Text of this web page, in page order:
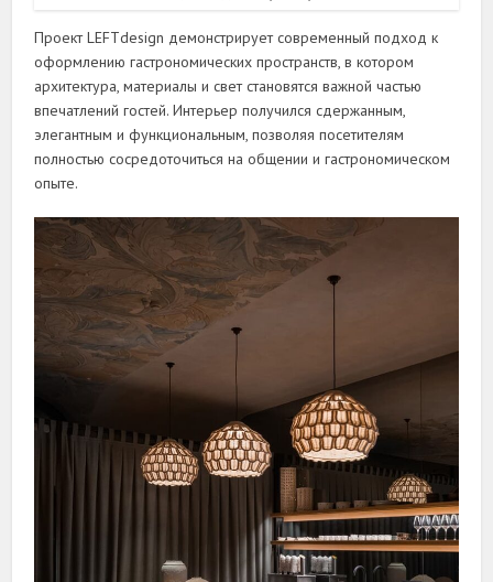
Проект LEFTdesign демонстрирует современный подход к
оформлению гастрономических пространств, в котором
архитектура, материалы и свет становятся важной частью
впечатлений гостей. Интерьер получился сдержанным,
элегантным и функциональным, позволяя посетителям
полностью сосредоточиться на общении и гастрономическом
опыте.